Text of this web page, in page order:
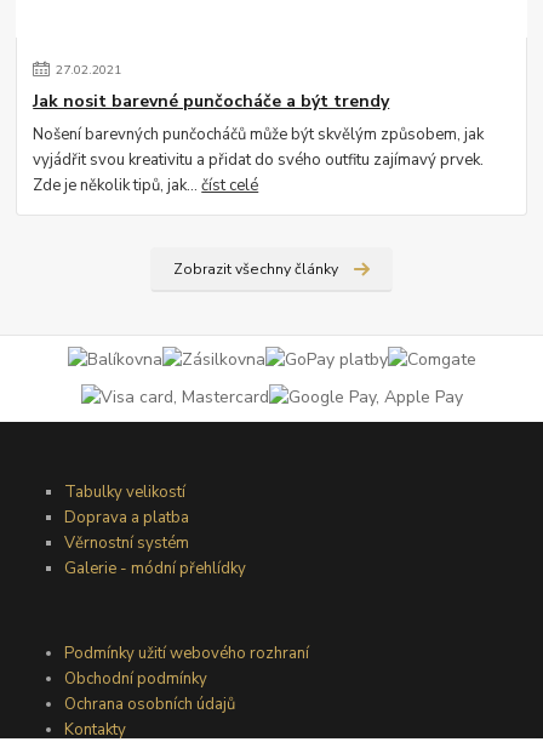
27.02.2021
Jak nosit barevné punčocháče a být trendy
Nošení barevných punčocháčů může být skvělým způsobem, jak
vyjádřit svou kreativitu a přidat do svého outfitu zajímavý prvek.
Zde je několik tipů, jak...číst celé
Zobrazit všechny články
Tabulky velikostí
Doprava a platba
Věrnostní systém
Galerie - módní přehlídky
Podmínky užití webového rozhraní
Obchodní podmínky
Ochrana osobních údajů
Kontakty